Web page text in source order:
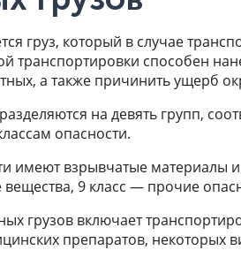
груз, который в случае
транспортировки способен
а также причинить ущерб
на девять групп,
опасности.
имеют взрывчатые материалы
9 класс — прочие
грузов включает
препаратов, некоторых